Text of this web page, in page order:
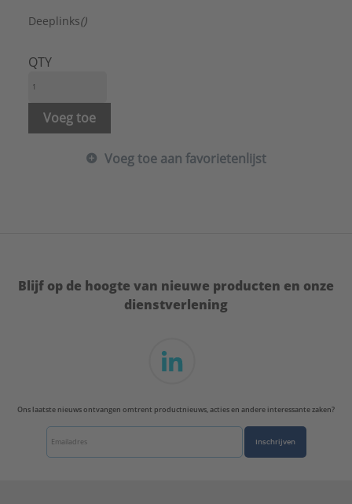
Merk:
Ubbink
Type:
Serie:
Deeplinks()
QTY
Voeg toe
Voeg toe aan favorietenlijst
Blijf op de hoogte van nieuwe producten en onze
dienstverlening
Ons laatste nieuws ontvangen omtrent productnieuws, acties en andere interessante zaken?
Inschrijven